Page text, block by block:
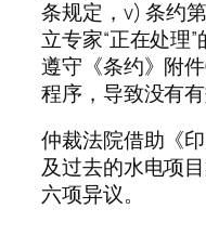
条规定，v) 条约
立专家“正在处理
遵守《条约》附
程序，导致没有
仲裁法院借助《
及过去的水电项
六项异议。